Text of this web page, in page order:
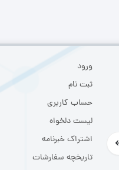
ورود
ثبت نام
حساب کاربری
لیست دلخواه
اشتراک خبرنامه
تاریخچه سفارشات